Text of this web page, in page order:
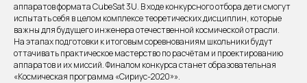
аппаратов формата CubeSat 3U. В ходе конкурсного отбора дети смогут
испытать себя в целом комплексе теоретических дисциплин, которые
важны для будущего инженера отечественной космической отрасли.
На этапах подготовки к итоговым соревнованиям школьники будут
оттачивать практическое мастерство по расчётам и проектированию
аппаратов и их миссий. Финалом конкурса станет образовательная
«Космическая программа «Сириус-2020»».